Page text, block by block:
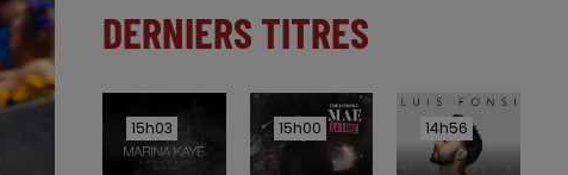
DERNIERS TITRES
15h03
15h03 15h00
15h00 14h56
14h56